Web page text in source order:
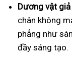
Dương vật
chân không
phẳng như
đầy sáng tạo.